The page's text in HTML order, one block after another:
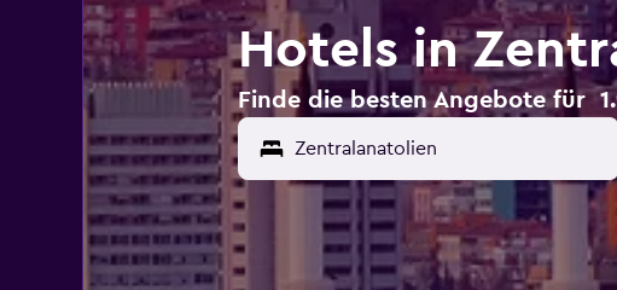
Hotels in
Finde die besten Angebote für